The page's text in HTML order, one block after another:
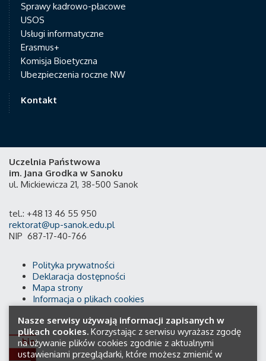
Sprawy kadrowo-płacowe
USOS
Usługi informatyczne
Erasmus+
Komisja Bioetyczna
Ubezpieczenia roczne NW
Kontakt
Uczelnia Państwowa
im. Jana Grodka w Sanoku
ul. Mickiewicza 21, 38-500 Sanok
tel.: +48 13 46 55 950
rektorat@up-sanok.edu.pl
NIP 687-17-40-766
Polityka prywatności
Deklaracja dostępności
Mapa strony
Informacja o plikach cookies
Nasze serwisy używają informacji zapisanych w
plikach cookies. Korzystając z serwisu wyrażasz zgodę
na używanie plików cookies zgodnie z aktualnymi
ustawieniami przeglądarki, które możesz zmienić w